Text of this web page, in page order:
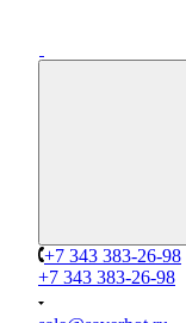
+7 343 383-26-98
+7 343 383-26-98